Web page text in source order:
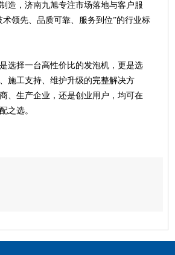
造，济南九旭专注市场落地与客户服
术领先、品质可靠、服务到位”的行业标
择一台高性价比的发泡机，更是选
施工支持、维护升级的完整解决方
、生产企业，还是创业用户，均可在
之选。